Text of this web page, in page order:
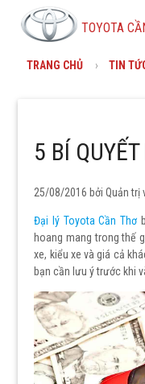
TOYOTA
TRANG CHỦ TIN
5 BÍ
25/08/2016 bởiQuản trị
Đại lý Toyota Cần Thơ
hoang mang trong thế
xe, kiểu xe và giá cả
bạn cần lưu ý trước khi